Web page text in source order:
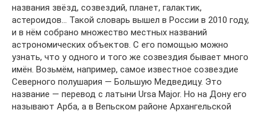
названия звёзд, созвездий, планет, галактик,
астероидов… Такой словарь вышел в России в 2010 году,
и в нём собрано множество местных названий
астрономических объектов. С его помощью можно
узнать, что у одного и того же созвездия бывает много
имён. Возьмём, например, самое известное созвездие
Северного полушария — Большую Медведицу. Это
название — перевод с латыни Ursa Major. Но на Дону его
называют Арба, а в Вепьском районе Архангельской